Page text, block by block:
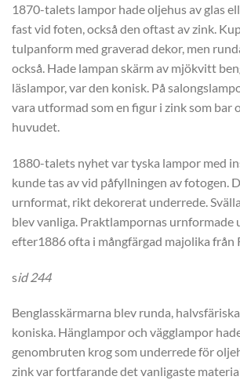
1870-talets lampor hade oljehus av glas
fast vid foten, också den oftast av zink.
tulpanform med graverad dekor, men
också. Hade lampan skärm av mjökvitt
läslampor, var den konisk. På
vara utformad som en figur i zink som bar
huvudet.
1880-talets nyhet var tyska lampor med
kunde tas av vid påfyllningen av fotogen.
urnformat, rikt dekorerat underrede.
blev vanliga. Praktlampornas urnformade
efter1886 ofta i mångfärgad majolika från
sid 244
Benglasskärmarna blev runda,
koniska. Hänglampor och vägglampor
genombruten krog som underrede för
zink var fortfarande det vanligaste